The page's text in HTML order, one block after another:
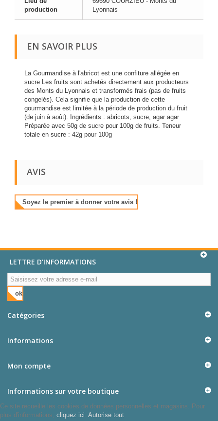
production
Lyonnais
EN SAVOIR PLUS
La Gourmandise à l'abricot est une confiture allégée en
sucre Les fruits sont achetés directement aux producteurs
des Monts du Lyonnais et transformés frais (pas de fruits
congelés). Cela signifie que la production de cette
gourmandise est limitée à la période de production du fruit
(de juin à août). Ingrédients : abricots, sucre, agar agar
Préparée avec 50g de sucre pour 100g de fruits. Teneur
totale en sucre : 42g pour 100g
AVIS
Soyez le premier à donner votre avis !
LETTRE D'INFORMATIONS
ok
Catégories
Informations
Mon compte
Informations sur votre boutique
Ce site recueille les cookies de données personnelles et magasins. Pour
plus d'informations, cliquez ici. Autorise tout